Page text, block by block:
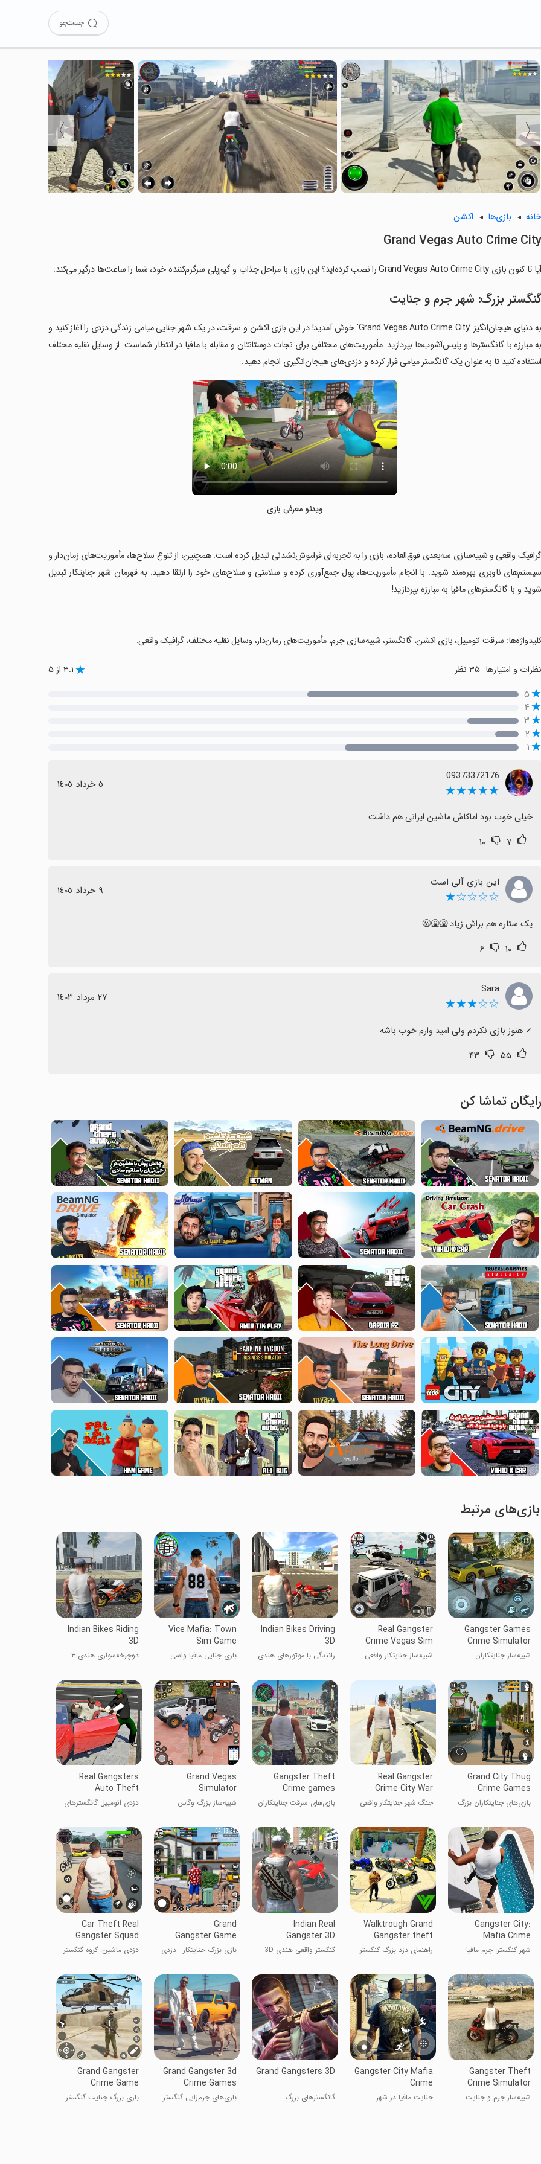
جستجو
〈
〉
خانه بازی‌ها اکشن
Grand Vegas Auto Crime City
آیا تا کنون بازی Grand Vegas Auto Crime City را نصب کرده‌اید؟ این بازی با مراحل جذاب و گیم‌پلی سرگرم‌کننده خود، شما را ساعت‌ها درگیر می‌کند.
گنگستر بزرگ: شهر جرم و جنایت
به دنیای هیجان‌انگیز 'Grand Vegas Auto Crime City' خوش آمدید! در این بازی اکشن و سرقت، در یک شهر جنایی میامی زندگی دزدی را آغاز کنید و
به مبارزه با گانگسترها و پلیس‌آشوب‌ها بپردازید. مأموریت‌های مختلفی برای نجات دوستانتان و مقابله با مافیا در انتظار شماست. از وسایل نقلیه مختلف
استفاده کنید تا به عنوان یک گانگستر میامی فرار کرده و دزدی‌های هیجان‌انگیزی انجام دهید.
ویدئو معرفی بازی
‏گرافیک واقعی و شبیه‌سازی سه‌بعدی فوق‌العاده، بازی را به تجربه‌ای فراموش‌نشدنی تبدیل کرده است. همچنین، از تنوع سلاح‌ها، مأموریت‌های زمان‌دار و
سیستم‌های ناوبری بهره‌مند شوید. با انجام مأموریت‌ها، پول جمع‌آوری کرده و سلامتی و سلاح‌های خود را ارتقا دهید. به قهرمان شهر جنایتکار تبدیل
شوید و با گانگسترهای مافیا به مبارزه بپردازید!
‏کلیدواژه‌ها: سرقت اتومبیل، بازی اکشن، گانگستر، شبیه‌سازی جرم، مأموریت‌های زمان‌دار، وسایل نقلیه مختلف، گرافیک واقعی.
نظرات و امتیازها ۳۵ نظر ۳.۱ از ۵
۵
۴
۳
۲
۱
09373372176
★★★★★ ٥ خرداد ١٤٠٥
خیلی خوب بود اماکاش ماشین ایرانی هم داشت
۷ ۱۰
این بازی آلی است
☆☆☆☆★ ٩ خرداد ١٤٠٥
یک ستاره هم براش زیاد 🤮🤮🤬
۱۰ ۶
Sara
☆☆★★★ ٢٧ مرداد ١٤٠٣
‏✓ هنوز بازی نکردم ولی امید وارم خوب باشه
۵۵ ۴۳
رایگان تماشا کن
بازی‌های مرتبط
Gangster Games
Crime Simulator
شبیه‌ساز جنایتکاران
Real Gangster
Crime Vegas Sim
شبیه‌ساز جنایتکار واقعی
Indian Bikes Driving
3D
رانندگی با موتورهای هندی
Vice Mafia: Town
Sim Game
بازی جنایی مافیا واسی
Indian Bikes Riding
3D
دوچرخه‌سواری هندی ۳
Grand City Thug
Crime Games
بازی‌های جنایتکاران بزرگ
Real Gangster
Crime City War
جنگ شهر جنایتکار واقعی
Gangster Theft
Crime games
بازی‌های سرقت جنایتکاران
Grand Vegas
Simulator
شبیه‌ساز بزرگ وگاس
Real Gangsters
Auto Theft
دزدی اتومبیل گانگسترهای
Gangster City:
Mafia Crime
شهر گنگستر: جرم مافیا
Walktrough Grand
Gangster theft
Autos
راهنمای دزد بزرگ گنگستر
Indian Real
Gangster 3D
گنگستر واقعی هندی 3D
Grand
Gangster:Game
Theft City
بازی بزرگ جنایتکار - دزدی
Car Theft Real
Gangster Squad
دزدی ماشین: گروه گنگستر
Gangster Theft
Crime Simulator
شبیه‌ساز جرم و جنایت
Gangster City Mafia
Crime
جنایت مافیا در شهر
Grand Gangsters 3D
گانگسترهای بزرگ
Grand Gangster 3d
Crime Games
بازی‌های جرم‌زایی گنگستر
Grand Gangster
Crime Game
بازی بزرگ جنایت گنگستر